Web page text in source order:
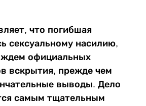
что погибшая
сексуальному насилию,
официальных
вскрытия, прежде чем
выводы. Дело
самым тщательным